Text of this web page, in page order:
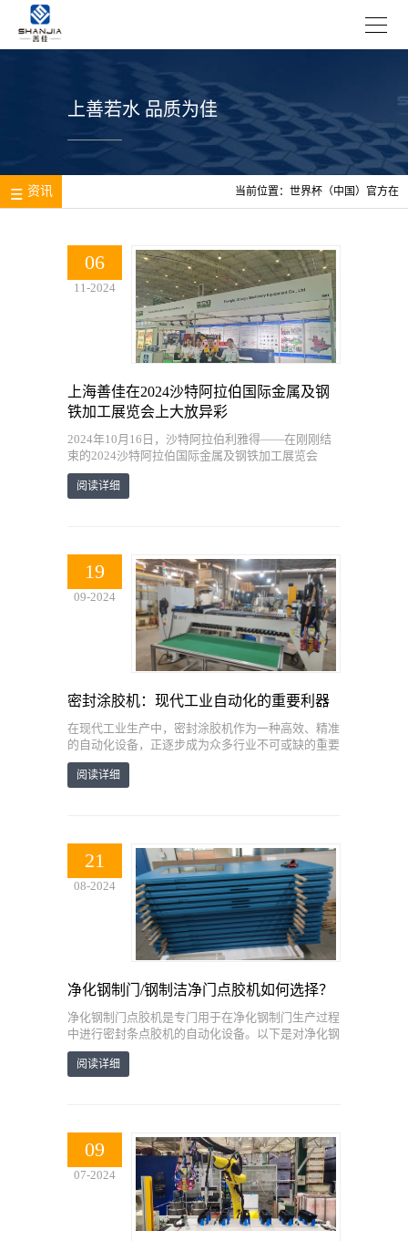
上善若水 品质为佳
当前位置： 世界杯（中国）官方在
资讯
06
11-2024
上海善佳在2024沙特阿拉伯国际金属及钢
铁加工展览会上大放异彩
2024年10月16日，沙特阿拉伯利雅得——在刚刚结
束的2024沙特阿拉伯国际金属及钢铁加工展览会
上，上海善佳以其卓越的密封涂胶机技术和产品，赢
得了国内外客户的广泛赞誉
阅读详细
19
09-2024
密封涂胶机：现代工业自动化的重要利器
在现代工业生产中，密封涂胶机作为一种高效、精准
的自动化设备，正逐步成为众多行业不可或缺的重要
工具。特别是在机柜制造、汽车配件、电子产品、家
用电器等领域，密封涂胶机以
阅读详细
21
08-2024
净化钢制门/钢制洁净门点胶机如何选择？
净化钢制门点胶机是专门用于在净化钢制门生产过程
中进行密封条点胶机的自动化设备。以下是对净化钢
制门点胶机的详细介绍：一、定义与功能净化钢制门
点胶机，又称涂胶机、发泡
阅读详细
09
07-2024